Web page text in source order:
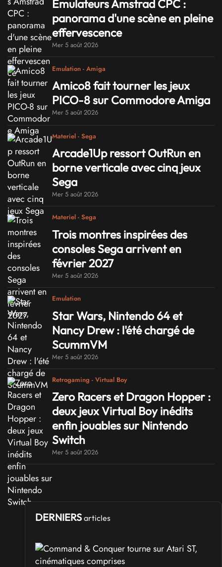
Émulateurs Amstrad CPC :
panorama d'une scène en pleine
effervescence
Mer 5 août 2026
Emulation - Amiga
Amico8 fait tourner les jeux
PICO-8 sur Commodore Amiga
Mer 5 août 2026
Materiel - Sega
Arcade1Up ressort OutRun en
borne verticale avec cinq jeux
Sega
Mer 5 août 2026
Materiel - Sega
Trois montres inspirées des
consoles Sega arrivent en
février 2027
Mer 5 août 2026
Emulation
Star Wars, Nintendo 64 et
Nancy Drew : l'été chargé de
ScummVM
Mer 5 août 2026
Retrogaming - Virtual Boy
Zero Racers et Dragon Hopper :
deux jeux Virtual Boy inédits
enfin jouables sur Nintendo
Switch
Mer 5 août 2026
DERNIERS articles